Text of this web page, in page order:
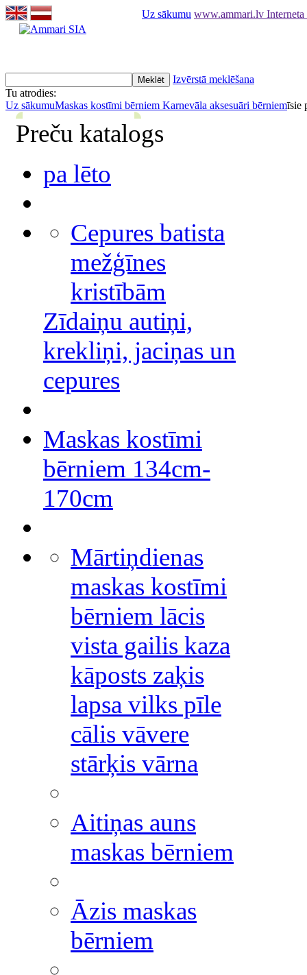
Uz sākumu www.ammari.lv
Izvērstā meklēšana
Tu atrodies:
Uz sākumuMaskas kostīmi bērniem Karnevāla aksesuāri bērniemīsie
Preču katalogs
pa lēto
Cepures batista
mežģīnes
kristībām
Zīdaiņu autiņi,
krekliņi, jaciņas un
cepures
Maskas kostīmi
bērniem 134cm-
170cm
Mārtiņdienas
maskas kostīmi
bērniem lācis
vista gailis kaza
kāposts zaķis
lapsa vilks pīle
cālis vāvere
stārķis vārna
Aitiņas auns
maskas bērniem
Āzis maskas
bērniem